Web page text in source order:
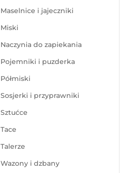
Maselnice i jajeczniki
Miski
Naczynia do zapiekania
Pojemniki i puzderka
Półmiski
Sosjerki i przyprawniki
Sztućce
Tace
Talerze
Wazony i dzbany